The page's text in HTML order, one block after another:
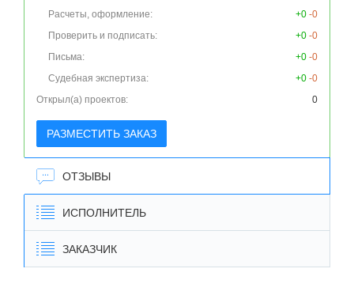
Расчеты, оформление:
+0 -0
Проверить и подписать:
+0 -0
Письма:
+0 -0
Судебная экспертиза:
+0 -0
Открыл(а) проектов:
0
РАЗМЕСТИТЬ ЗАКАЗ
ОТЗЫВЫ
ИСПОЛНИТЕЛЬ
ЗАКАЗЧИК